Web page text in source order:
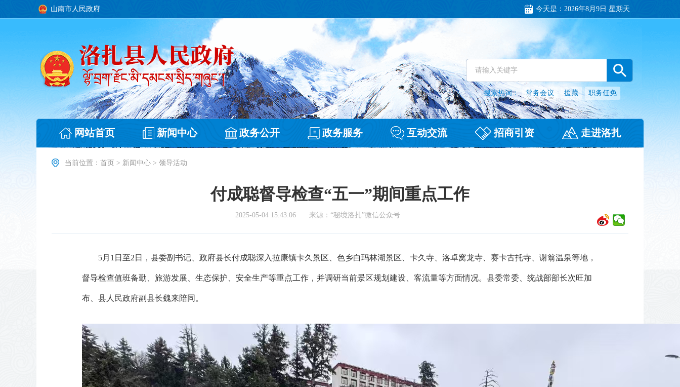
山南市人民政府 今天是： 2026年8月9日 星期天
搜索热词： 常务会议 援藏 职务任免
网站首页 新闻中心 政务公开 政务服务 互动交流 招商引资 走进洛扎
当前位置： 首页 > 新闻中心 > 领导活动
付成聪督导检查“五一”期间重点工作
2025-05-04 15:43:06 来源：“秘境洛扎”微信公众号
5月1日至2日，县委副书记、政府县长付成聪深入拉康镇卡久景区、色乡白玛林湖景区、卡久寺、洛卓窝龙寺、赛卡古托寺、谢翁温泉等地，
督导检查值班备勤、旅游发展、生态保护、安全生产等重点工作，并调研当前景区规划建设、客流量等方面情况。县委常委、统战部部长次旺加
布、县人民政府副县长魏来陪同。